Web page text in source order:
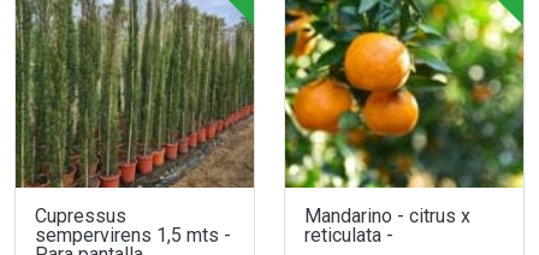
Cupressus
sempervirens 1,5 mts -
Mandarino - citrus x
reticulata -